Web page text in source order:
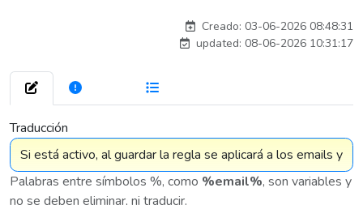
Creado: 03-06-2026 08:48:31
updated: 08-06-2026 10:31:17
Traducción
Palabras entre símbolos %, como %email%, son variables y
no se deben eliminar, ni traducir.